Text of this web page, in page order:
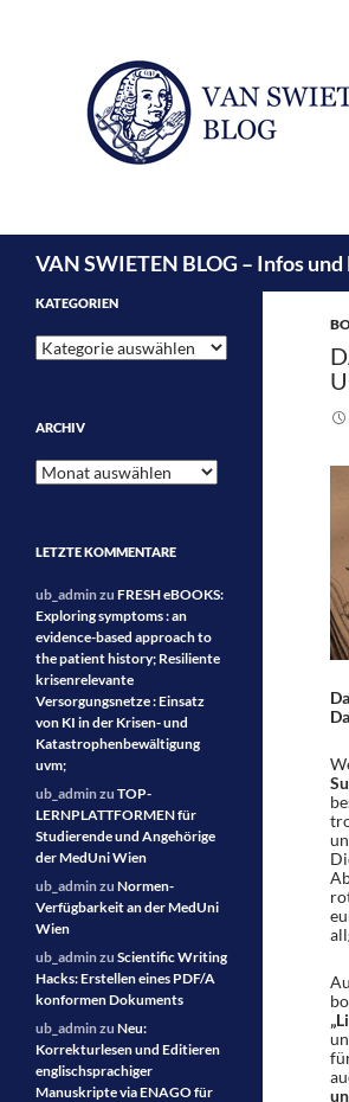
VAN SWIETEN BLOG – Infos
KATEGORIEN
Kategorien
ARCHIV
Archiv
LETZTE KOMMENTARE
ub_adminzu FRESH eBOOKS:
Exploring symptoms : an
evidence-based approach to
the patient history; Resiliente
krisenrelevante
Versorgungsnetze : Einsatz
von KI in der Krisen- und
Katastrophenbewältigung
uvm;
ub_adminzu TOP-
LERNPLATTFORMEN für
Studierende und Angehörige
der MedUni Wien
ub_adminzu Normen-
Verfügbarkeit an der MedUni
Wien
ub_adminzu Scientific Writing
Hacks: Erstellen eines PDF/A
konformen Dokuments
ub_adminzu Neu:
Korrekturlesen und Editieren
englischsprachiger
Manuskripte via ENAGO für